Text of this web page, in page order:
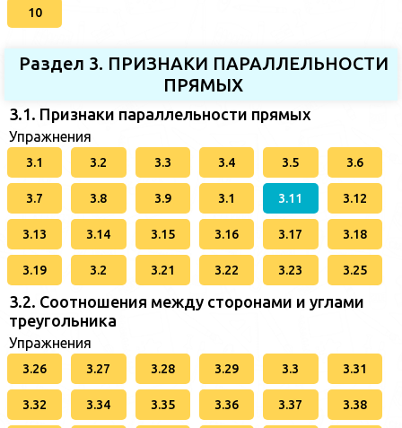
10
Раздел 3. ПРИЗНАКИ ПАРАЛЛЕЛЬНОСТИ
ПРЯМЫХ
3.1. Признаки параллельности прямых
Упражнения
3.1 3.2 3.3 3.4 3.5 3.6
3.7 3.8 3.9 3.1 3.11 3.12
3.13 3.14 3.15 3.16 3.17 3.18
3.19 3.2 3.21 3.22 3.23 3.25
3.2. Соотношения между сторонами и углами
треугольника
Упражнения
3.26 3.27 3.28 3.29 3.3 3.31
3.32 3.34 3.35 3.36 3.37 3.38